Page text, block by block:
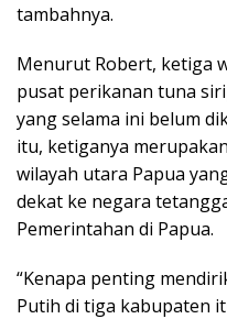
tambahnya.
Menurut Robert, ketiga
pusat perikanan tuna
yang selama ini belum
itu, ketiganya
wilayah utara Papua
dekat ke negara
Pemerintahan di Papua.
“Kenapa penting
Putih di tiga kabupaten